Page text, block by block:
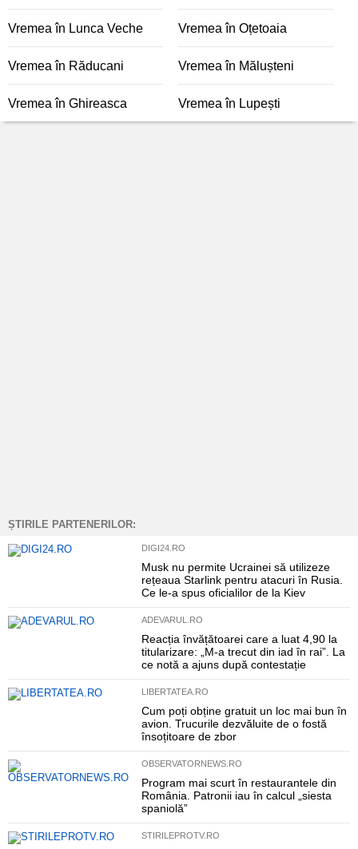
Vremea în Lunca Veche Vremea în Oțetoaia
Vremea în Răducani Vremea în Mălușteni
Vremea în Ghireasca Vremea în Lupești
ȘTIRILE PARTENERILOR:
DIGI24.RO
Musk nu permite Ucrainei să utilizeze
rețeaua Starlink pentru atacuri în Rusia.
Ce le-a spus oficialilor de la Kiev
ADEVARUL.RO
Reacția învățătoarei care a luat 4,90 la
titularizare: „M-a trecut din iad în rai”. La
ce notă a ajuns după contestație
LIBERTATEA.RO
Cum poți obține gratuit un loc mai bun în
avion. Trucurile dezvăluite de o fostă
însoțitoare de zbor
OBSERVATORNEWS.RO
Program mai scurt în restaurantele din
România. Patronii iau în calcul „siesta
spaniolă”
STIRILEPROTV.RO